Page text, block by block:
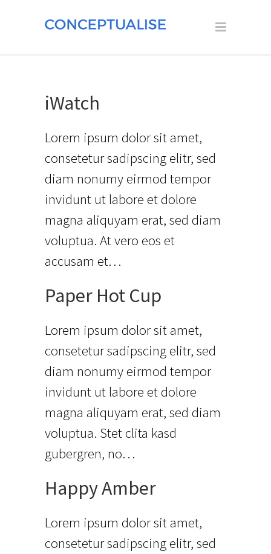
iWatch
Lorem ipsum dolor sit amet,
consetetur sadipscing elitr, sed
diam nonumy eirmod tempor
invidunt ut labore et dolore
magna aliquyam erat, sed diam
voluptua. At vero eos et
accusam et…
Paper Hot Cup
Lorem ipsum dolor sit amet,
consetetur sadipscing elitr, sed
diam nonumy eirmod tempor
invidunt ut labore et dolore
magna aliquyam erat, sed diam
voluptua. Stet clita kasd
gubergren, no…
Happy Amber
Lorem ipsum dolor sit amet,
consetetur sadipscing elitr, sed